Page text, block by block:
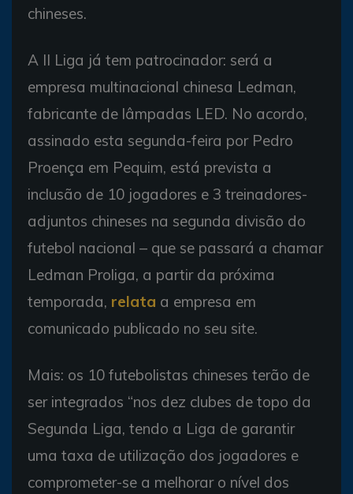
chineses.
A II Liga já tem patrocinador: será a
empresa multinacional chinesa Ledman,
fabricante de lâmpadas LED. No acordo,
assinado esta segunda-feira por Pedro
Proença em Pequim, está prevista a
inclusão de 10 jogadores e 3 treinadores-
adjuntos chineses na segunda divisão do
futebol nacional – que se passará a chamar
Ledman Proliga, a partir da próxima
temporada, relata a empresa em
comunicado publicado no seu site.
Mais: os 10 futebolistas chineses terão de
ser integrados “nos dez clubes de topo da
Segunda Liga, tendo a Liga de garantir
uma taxa de utilização dos jogadores e
comprometer-se a melhorar o nível dos